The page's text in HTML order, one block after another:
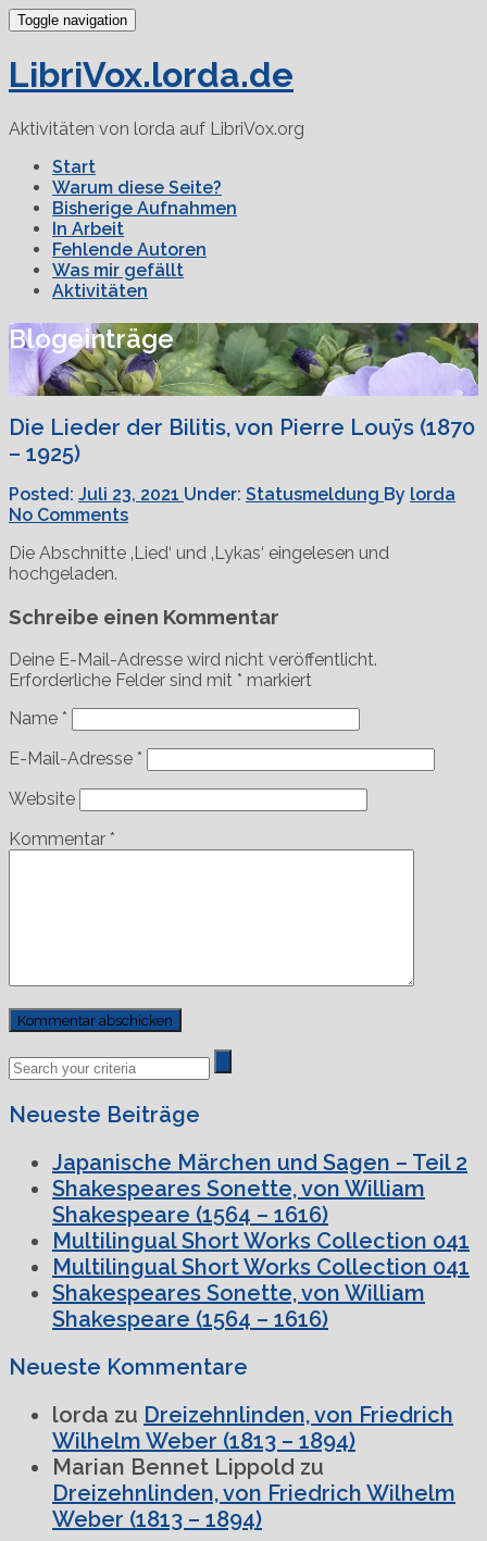
Toggle navigation
LibriVox.lorda.de
Aktivitäten von lorda auf LibriVox.org
Start
Warum diese Seite?
Bisherige Aufnahmen
In Arbeit
Fehlende Autoren
Was mir gefällt
Aktivitäten
Blogeinträge
Die Lieder der Bilitis, von Pierre Louÿs (1870
– 1925)
Posted: Juli 23, 2021 Under: Statusmeldung By lorda
No Comments
Die Abschnitte ‚Lied‘ und ‚Lykas‘ eingelesen und
hochgeladen.
Schreibe einen Kommentar
Deine E-Mail-Adresse wird nicht veröffentlicht.
Erforderliche Felder sind mit * markiert
Name *
E-Mail-Adresse *
Website
Kommentar *
Previous
Post
Next
Post
Neueste Beiträge
Japanische Märchen und Sagen – Teil 2
Shakespeares Sonette, von William
Shakespeare (1564 – 1616)
Multilingual Short Works Collection 041
Multilingual Short Works Collection 041
Shakespeares Sonette, von William
Shakespeare (1564 – 1616)
Neueste Kommentare
lorda zu Dreizehnlinden, von Friedrich
Wilhelm Weber (1813 – 1894)
Marian Bennet Lippold zu
Dreizehnlinden, von Friedrich Wilhelm
Weber (1813 – 1894)